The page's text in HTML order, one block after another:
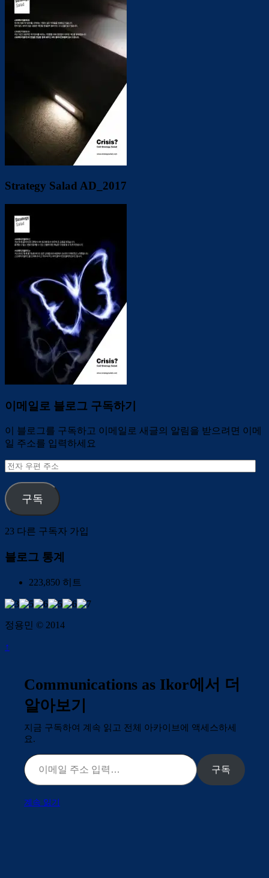
Strategy Salad AD_2017
이메일로 블로그 구독하기
이 블로그를 구독하고 이메일로 새글의 알림을 받으려면 이메
일 주소를 입력하세요
전
우
편
주
소
구독
23 다른 구독자 가입
블로그 통계
223,850 히트
정용민 © 2014
↑
Communications as Ikor에서 더
알아보기
지금 구독하여 계속 읽고 전체 아카이브에 액세스하세
요.
이메일 주소 입력…
구독
계속 읽기